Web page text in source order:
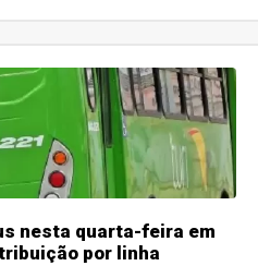
nesta quarta-feira em
por linha